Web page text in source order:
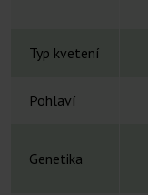
Typ kvetení
Pohlaví
Genetika